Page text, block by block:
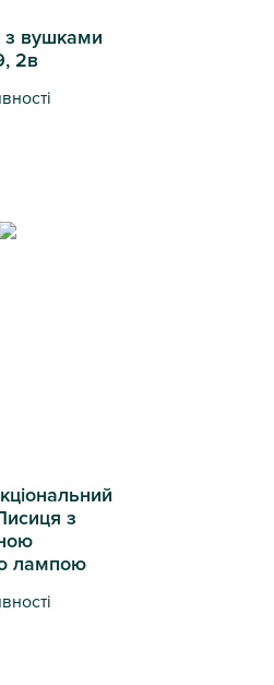
з вушками
2в
з
лампою